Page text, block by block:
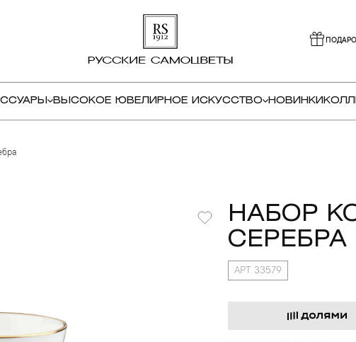
ВЫСОКОЕ ЮВЕЛИРНОЕ ИСКУССТВО НОВИНКИ
НАБОР
СЕРЕБРА
АРТ. 33579